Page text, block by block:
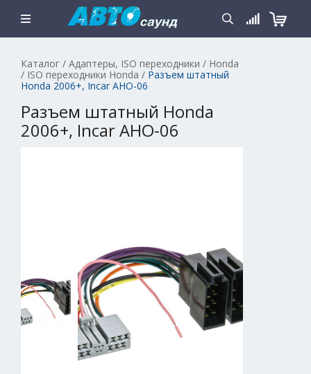
Каталог / Адаптеры, ISO переходники / Honda
/ ISO переходники Honda / Разъем штатный
Honda 2006+, Incar AHO-06
Разъем штатный Honda
2006+, Incar AHO-06